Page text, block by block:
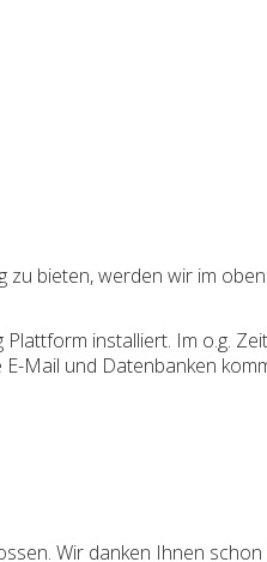
bieten, werden wir im
installiert. Im o.g.
Mail und Datenbanken
Wir danken Ihnen